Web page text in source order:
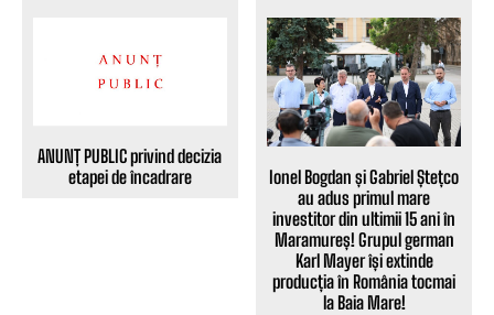
ANUNȚ PUBLIC privind decizia
etapei de încadrare
Ionel Bogdan și Gabriel Ștețco
au adus primul mare
investitor din ultimii 15 ani în
Maramureș! Grupul german
Karl Mayer își extinde
producția în România tocmai
la Baia Mare!